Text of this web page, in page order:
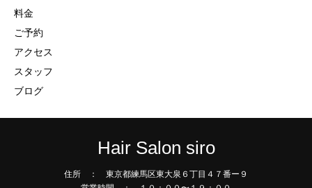
料金
ご予約
アクセス
スタッフ
ブログ
Hair Salon siro
住所 ： 東京都練馬区東大泉６丁目４７番ー９